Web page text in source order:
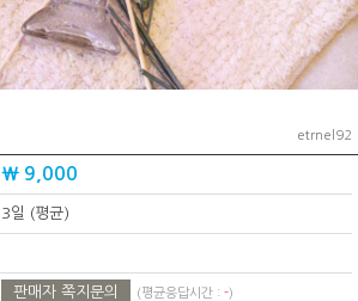
etrnel92
₩ 9,000
3일 (평균)
판매자 쪽지문의 (평균응답시간 : -)